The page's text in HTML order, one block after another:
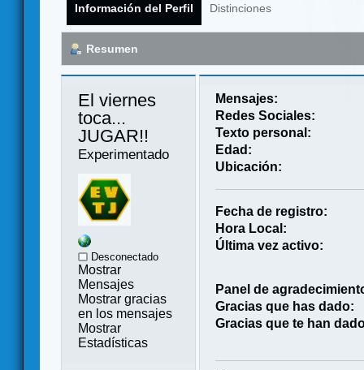
Información del Perfil Distinciones
Resumen
El viernes
toca...
JUGAR!!
Experimentado
Desconectado
Mostrar
Mensajes
Mostrar gracias
en los mensajes
Mostrar
Estadísticas
Mensajes:
Redes Sociales:
Texto personal:
Edad:
Ubicación:
Fecha de registro:
Hora Local:
Última vez activo:
Panel de
Gracias que has dado:
Gracias que te han